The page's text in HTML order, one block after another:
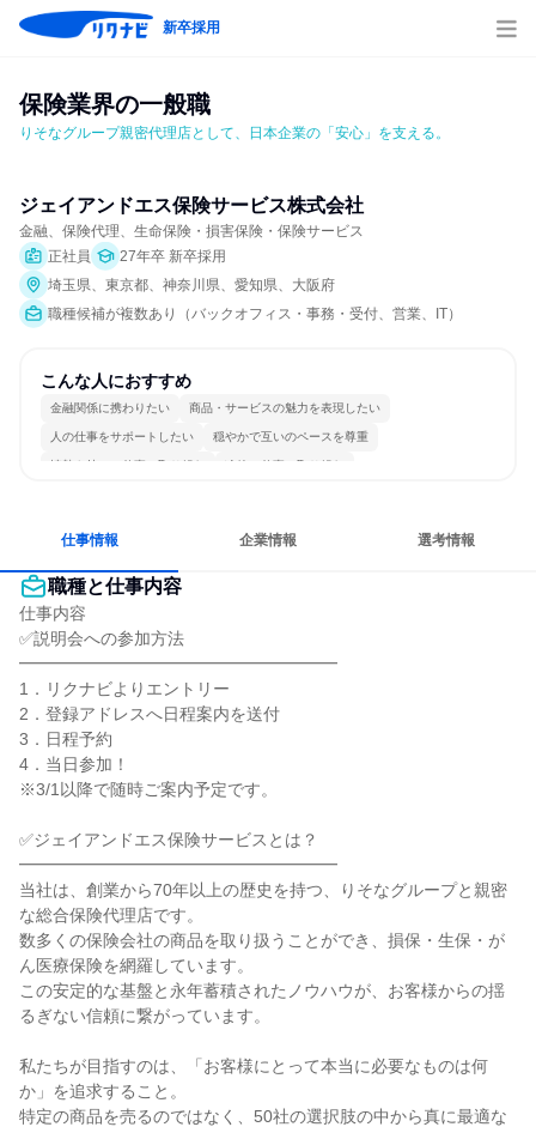
新卒採用
保険業界の一般職
りそなグループ親密代理店として、日本企業の「安心」を支える。
ジェイアンドエス保険サービス株式会社
金融、保険代理、生命保険・損害保険・保険サービス
正社員
27年卒 新卒採用
埼玉県、東京都、神奈川県、愛知県、大阪府
職種候補が複数あり（バックオフィス・事務・受付、営業、IT）
こんな人におすすめ
金融関係に携わりたい 商品・サービスの魅力を表現したい
人の仕事をサポートしたい 穏やかで互いのペースを尊重
情熱を持って仕事に取り組む 冷静に仕事に取り組む
仕事情報 企業情報 選考情報
職種と仕事内容
仕事内容
✅説明会への参加方法
━━━━━━━━━━━━━━━━━━━
1．リクナビよりエントリー
2．登録アドレスへ日程案内を送付
3．日程予約
4．当日参加！
※3/1以降で随時ご案内予定です。
✅ジェイアンドエス保険サービスとは？
━━━━━━━━━━━━━━━━━━━
当社は、創業から70年以上の歴史を持つ、りそなグループと親密
な総合保険代理店です。
数多くの保険会社の商品を取り扱うことができ、損保・生保・が
ん医療保険を網羅しています。
この安定的な基盤と永年蓄積されたノウハウが、お客様からの揺
るぎない信頼に繋がっています。
私たちが目指すのは、「お客様にとって本当に必要なものは何
か」を追求すること。
特定の商品を売るのではなく、50社の選択肢の中から真に最適な